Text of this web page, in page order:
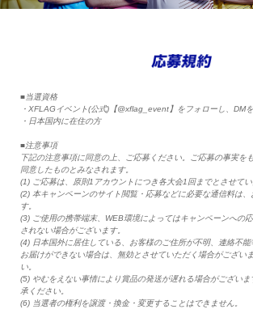
■当選資格
・XFLAGイベント(公式)【@xflag_event】をフォローし、DM
・日本国内に在住の方
■注意事項
下記の注意事項に同意の上、ご応募ください。ご応募の事実を
同意したものとみなされます。
(1) ご応募は、原則1アカウントにつき各大会1回までとさせてい
(2) 本キャンペーンのサイト閲覧・応募などに必要な通信料は
す。
(3) ご使用の携帯端末、WEB環境によってはキャンペーンへの
されない場合がございます。
(4) 日本国外に居住している、お客様のご住所が不明、連絡不
お届けができない場合は、無効とさせていただく場合がござい
い。
(5) やむをえない事情により賞品の発送が遅れる場合がござい
承ください。
(6) 当選者の権利を譲渡・換金・変更することはできません。